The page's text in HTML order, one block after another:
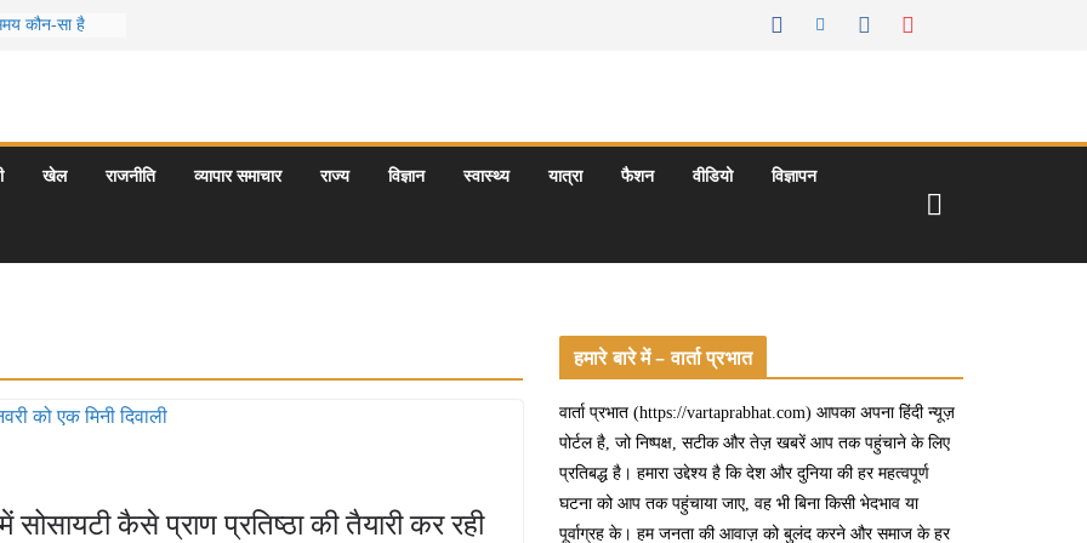
कौन-सा है
दार्जिलिंग
खेल राजनीति व्यापार समाचार राज्य विज्ञान स्वास्थ्य यात्रा फैशन वीडियो विज्ञापन
सोसायटी कैसे प्राण प्रतिष्ठा की तैयारी कर रही
हमारे बारे में – वार्ता प्रभात
वार्ता प्रभात (https://vartaprabhat.com) आपका अपना हिंदी न्यूज़
पोर्टल है, जो निष्पक्ष, सटीक और तेज़ खबरें आप तक पहुंचाने के लिए
प्रतिबद्ध है। हमारा उद्देश्य है कि देश और दुनिया की हर महत्वपूर्ण
घटना को आप तक पहुंचाया जाए, वह भी बिना किसी भेदभाव या
पूर्वाग्रह के। हम जनता की आवाज़ को बुलंद करने और समाज के हर